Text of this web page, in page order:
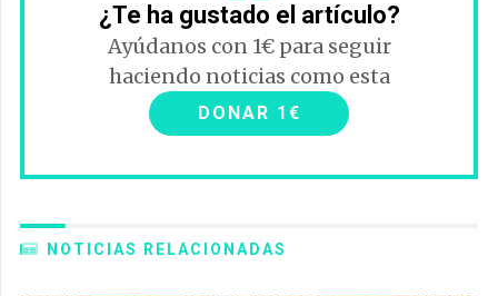
¿Te ha gustado el artículo?
Ayúdanos con 1€ para seguir
haciendo noticias como esta
DONAR 1€
NOTICIAS RELACIONADAS